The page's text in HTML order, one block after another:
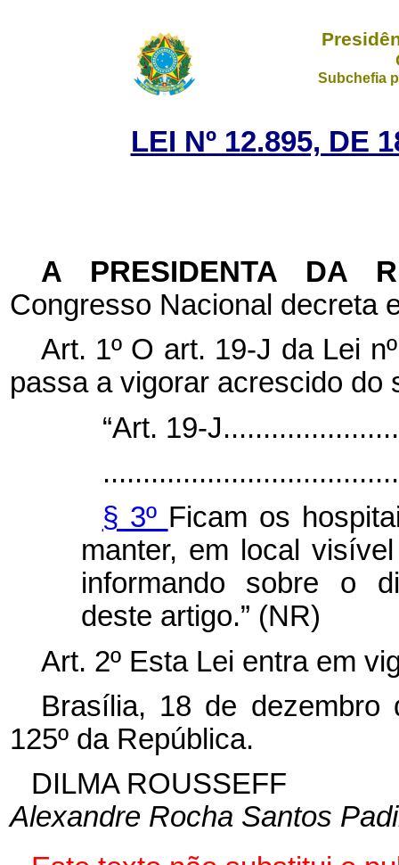
Subchefia
LEI Nº 12.895, DE
A PRESIDENTA DA
Congresso Nacional decreta
Art. 1º O art. 19-J da Lei
passa a vigorar acrescido do
“Art. 19-
§ 3º Ficam os
manter, em local
informando sobre o
deste artigo.” (NR)
Art. 2º Esta Lei entra em
Brasília, 18 de dezembro
125º da República.
DILMA ROUSSEFF
Alexandre Rocha Santos